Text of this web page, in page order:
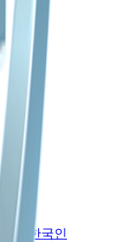
文
한국인